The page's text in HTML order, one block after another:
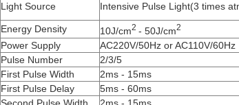
Light Source Intensive Pulse Light(3 times
Energy Density 10J/cm2 - 50J/cm2
Power Supply
AC220V/50Hz or AC110V/60Hz
Pulse Number
2/3/5
First Pulse Width
2ms - 15ms
First Pulse Delay
5ms - 60ms